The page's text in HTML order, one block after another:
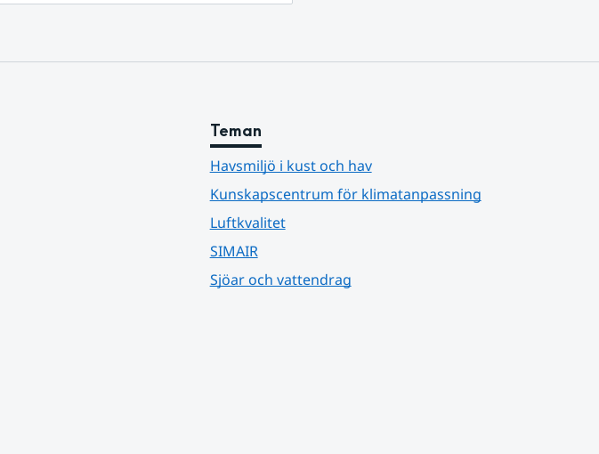
Teman
Havsmiljö i kust och hav
Kunskapscentrum för klimatanpassning
Luftkvalitet
SIMAIR
Sjöar och vattendrag